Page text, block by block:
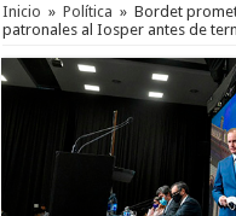
Inicio » Política » Bordet
patronales al Iosper antes de